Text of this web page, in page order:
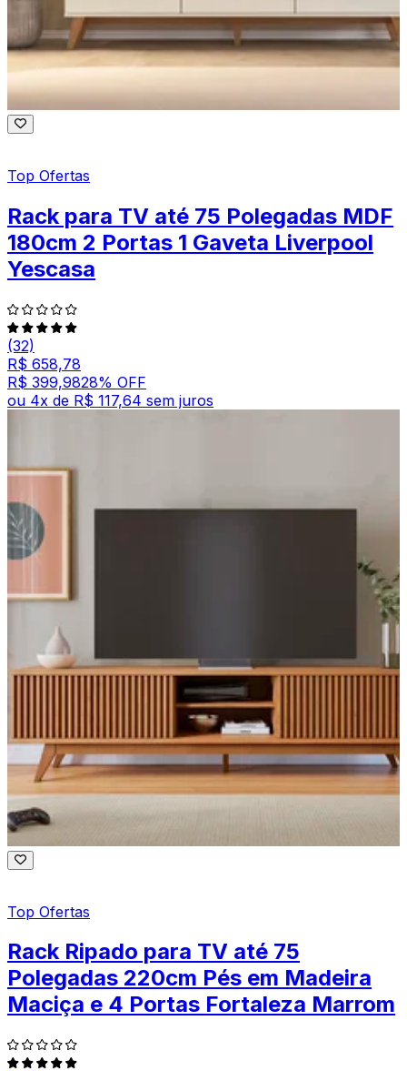
Top Ofertas
Rack para TV até 75 Polegadas MDF
180cm 2 Portas 1 Gaveta Liverpool
Yescasa
(32)
R$ 658,78
R$ 399,9828% OFF
ou 4x de R$ 117,64 sem juros
Top Ofertas
Rack Ripado para TV até 75
Polegadas 220cm Pés em Madeira
Maciça e 4 Portas Fortaleza Marrom